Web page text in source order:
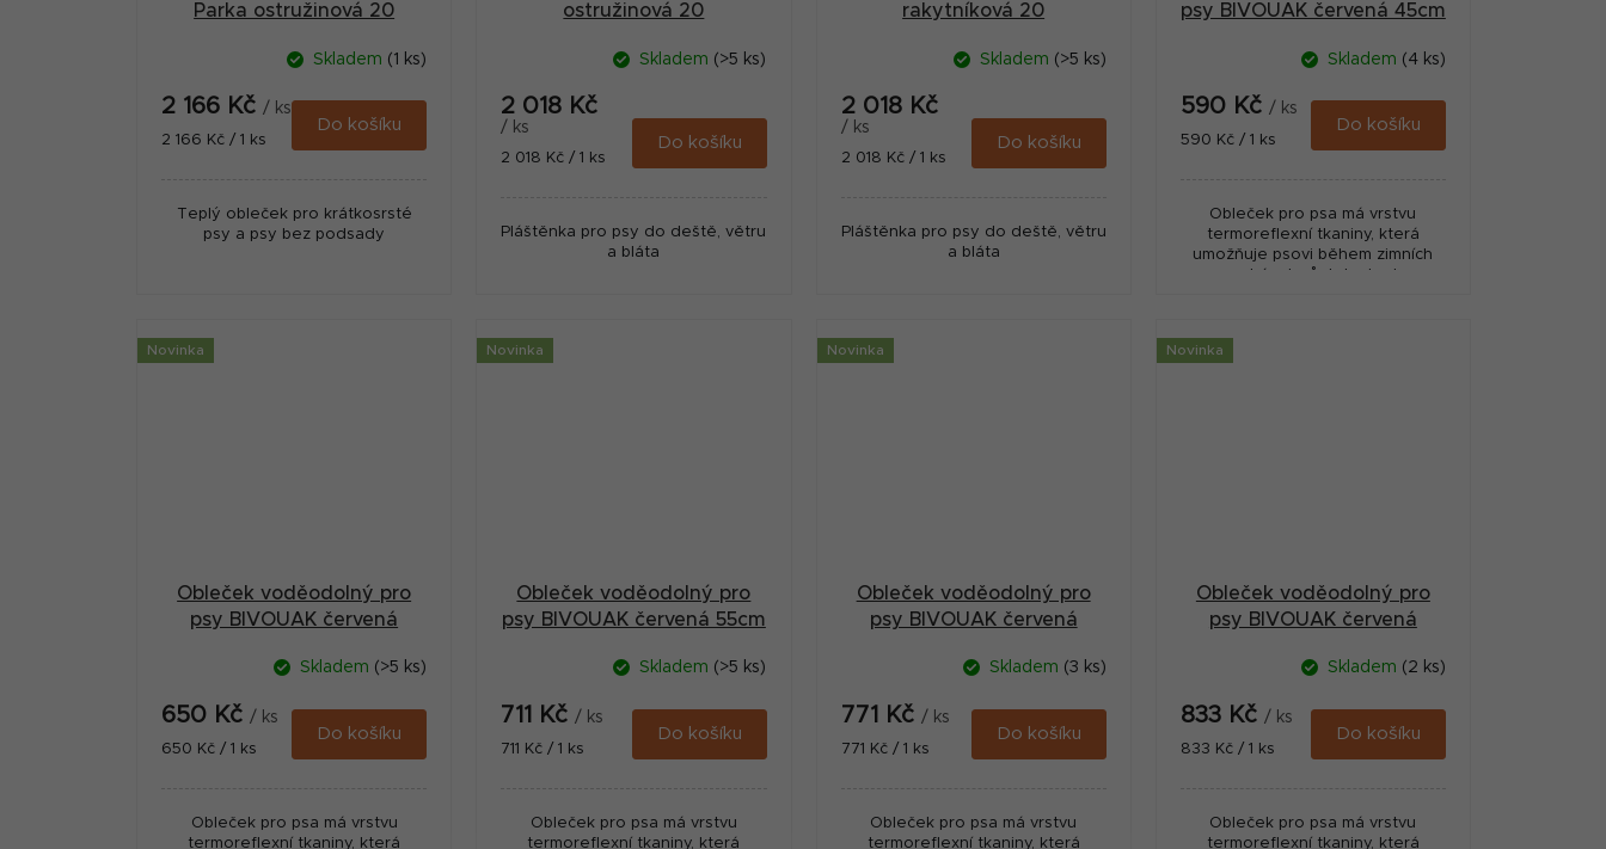
Parka ostružinová 20
Skladem (1 ks)
2 166 Kč / ks
Měrná
2 166 Kč / 1 ks
Do košíku
Teplý obleček pro krátkosrsté
psy a psy bez podsady
ostružinová 20
Skladem (>5 ks)
2 018 Kč
/ ks
Měrná
2 018 Kč / 1 ks
Do košíku
Pláštěnka pro psy do deště, větru
a bláta
rakytníková 20
Skladem (>5 ks)
2 018 Kč
/ ks
Měrná
2 018 Kč / 1 ks
Do košíku
Pláštěnka pro psy do deště, větru
a bláta
psy BIVOUAK červená 45cm
Skladem (4 ks)
590 Kč / ks
Měrná
590 Kč / 1 ks
Do košíku
Obleček pro psa má vrstvu
termoreflexní tkaniny, která
umožňuje psovi během zimních
Novinka
Obleček voděodolný pro
psy BIVOUAK červená
Skladem (>5 ks)
650 Kč / ks
Měrná
650 Kč / 1 ks
Do košíku
Obleček pro psa má vrstvu
termoreflexní tkaniny, která
Novinka
Obleček voděodolný pro
psy BIVOUAK červená 55cm
Skladem (>5 ks)
711 Kč / ks
Měrná
711 Kč / 1 ks
Do košíku
Obleček pro psa má vrstvu
termoreflexní tkaniny, která
Novinka
Obleček voděodolný pro
psy BIVOUAK červená
Skladem (3 ks)
771 Kč / ks
Měrná
771 Kč / 1 ks
Do košíku
Obleček pro psa má vrstvu
termoreflexní tkaniny, která
Novinka
Obleček voděodolný pro
psy BIVOUAK červená
Skladem (2 ks)
833 Kč / ks
Měrná
833 Kč / 1 ks
Do košíku
Obleček pro psa má vrstvu
termoreflexní tkaniny, která